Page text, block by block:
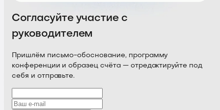
Согласуйте участие с
руководителем
Пришлём письмо-обоснование, программу
конференции и образец счёта — отредактируйте под
себя и отправьте.